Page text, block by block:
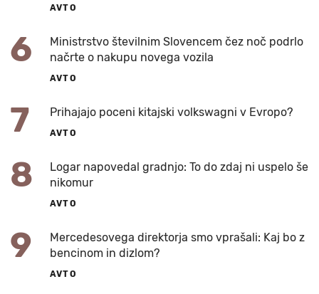
AVTO
6
Ministrstvo številnim Slovencem čez noč podrlo
načrte o nakupu novega vozila
AVTO
7 Prihajajo poceni kitajski volkswagni v Evropo?
AVTO
8
Logar napovedal gradnjo: To do zdaj ni uspelo še
nikomur
AVTO
9
Mercedesovega direktorja smo vprašali: Kaj bo z
bencinom in dizlom?
AVTO